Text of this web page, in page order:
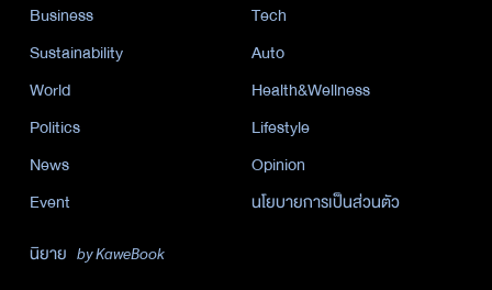
Business
Tech
Sustainability
Auto
World
Health&Wellness
Politics
Lifestyle
News
Opinion
Event
นโยบายการเป็นส่วนตัว
นิยาย by KaweBook